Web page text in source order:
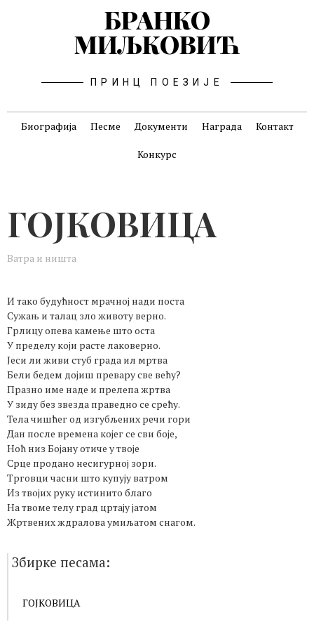
БРАНКО
МИЉКОВИЋ
ПРИНЦ ПОЕЗИЈЕ
Биографија Песме Документи Награда Контакт
Конкурс
ГОЈКОВИЦА
Ватра и ништа
И тако будућност мрачној нади поста
Сужањ и талац зло животу верно.
Грлицу опева камење што оста
У пределу који расте лаковерно.
Јеси ли живи стуб града ил мртва
Бели бедем дојиш превару све већу?
Празно име наде и прелепа жртва
У зиду без звезда праведно се срећу.
Тела чишћег од изгубљених речи гори
Дан после времена којег се сви боје,
Ноћ низ Бојану отиче у твоје
Срце продано несигурној зори.
Трговци часни што купују ватром
Из твојих руку истинито благо
На твоме телу град цртају јатом
Жртвених ждралова умиљатом снагом.
Збирке песама:
ГОЈКОВИЦА